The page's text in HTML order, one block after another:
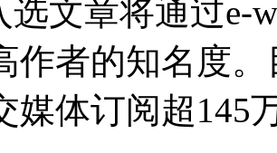
选文章将通过e-
作者的知名度
媒体订阅超145